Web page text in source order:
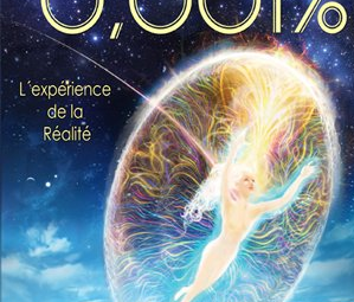
E-mail
2015: En
les
janvier, le
d'engins
Dans la
de Saint-
Une telle
portée